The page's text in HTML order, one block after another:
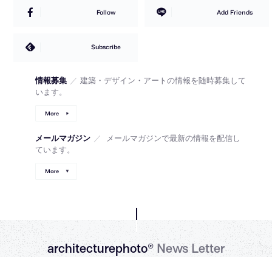
Follow Add Friends
Subscribe
情報募集 ／ 建築・デザイン・アートの情報を随時募集して
います。
More
メールマガジン ／
メールマガジンで最新の情報を配信し
ています。
More
architecturephoto®News Letter